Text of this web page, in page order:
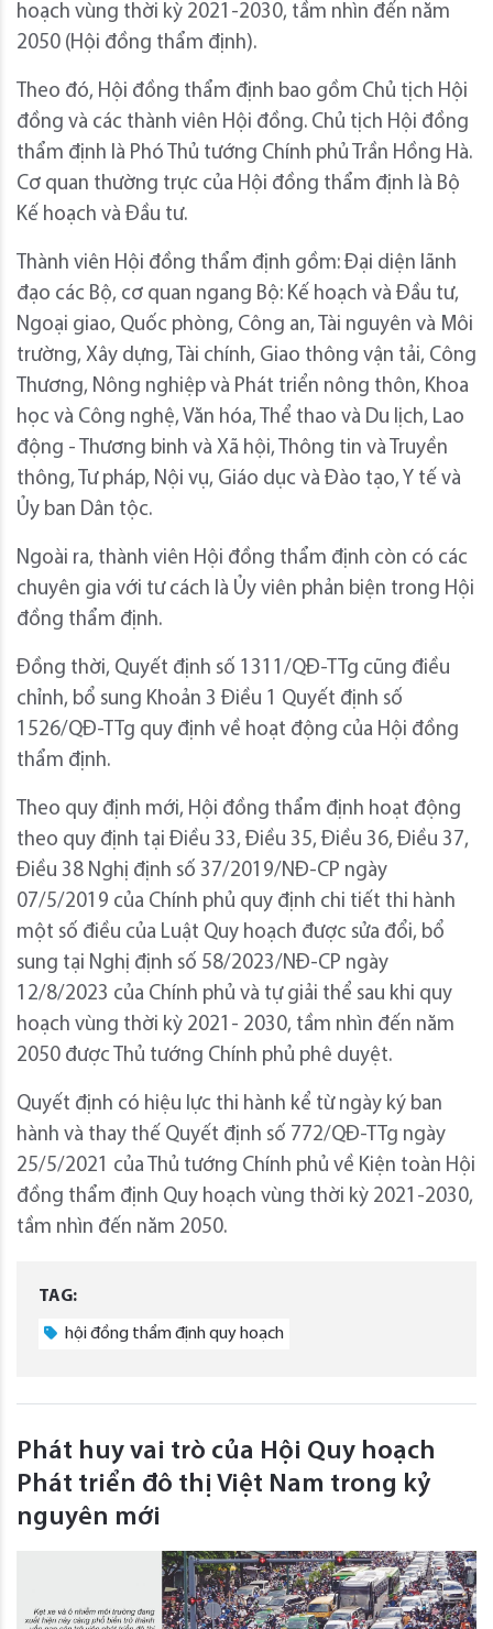
hoạch vùng thời kỳ 2021-2030, tầm nhìn đến năm
2050 (Hội đồng thẩm định).
Theo đó, Hội đồng thẩm định bao gồm Chủ tịch Hội
đồng và các thành viên Hội đồng. Chủ tịch Hội đồng
thẩm định là Phó Thủ tướng Chính phủ Trần Hồng Hà.
Cơ quan thường trực của Hội đồng thẩm định là Bộ
Kế hoạch và Đầu tư.
Thành viên Hội đồng thẩm định gồm: Đại diện lãnh
đạo các Bộ, cơ quan ngang Bộ: Kế hoạch và Đầu tư,
Ngoại giao, Quốc phòng, Công an, Tài nguyên và Môi
trường, Xây dựng, Tài chính, Giao thông vận tải, Công
Thương, Nông nghiệp và Phát triển nông thôn, Khoa
học và Công nghệ, Văn hóa, Thể thao và Du lịch, Lao
động - Thương binh và Xã hội, Thông tin và Truyền
thông, Tư pháp, Nội vụ, Giáo dục và Đào tạo, Y tế và
Ủy ban Dân tộc.
Ngoài ra, thành viên Hội đồng thẩm định còn có các
chuyên gia với tư cách là Ủy viên phản biện trong Hội
đồng thẩm định.
Đồng thời, Quyết định số 1311/QĐ-TTg cũng điều
chỉnh, bổ sung Khoản 3 Điều 1 Quyết định số
1526/QĐ-TTg quy định về hoạt động của Hội đồng
thẩm định.
Theo quy định mới, Hội đồng thẩm định hoạt động
theo quy định tại Điều 33, Điều 35, Điều 36, Điều 37,
Điều 38 Nghị định số 37/2019/NĐ-CP ngày
07/5/2019 của Chính phủ quy định chi tiết thi hành
một số điều của Luật Quy hoạch được sửa đổi, bổ
sung tại Nghị định số 58/2023/NĐ-CP ngày
12/8/2023 của Chính phủ và tự giải thể sau khi quy
hoạch vùng thời kỳ 2021- 2030, tầm nhìn đến năm
2050 được Thủ tướng Chính phủ phê duyệt.
Quyết định có hiệu lực thi hành kể từ ngày ký ban
hành và thay thế Quyết định số 772/QĐ-TTg ngày
25/5/2021 của Thủ tướng Chính phủ về Kiện toàn Hội
đồng thẩm định Quy hoạch vùng thời kỳ 2021-2030,
tầm nhìn đến năm 2050.
TAG:
hội đồng thẩm định quy hoạch
Phát huy vai trò của Hội Quy hoạch
Phát triển đô thị Việt Nam trong kỷ
nguyên mới